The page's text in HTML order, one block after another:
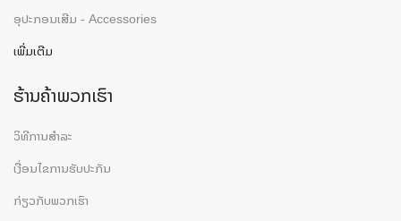
ອຸປະກອນເສີມ - Accessories
ເພີ່ມເຕີມ
ຮ້ານຄ້າພວກເຮົາ
ວິທີການສຳລະ
ເງື່ອນໄຂການຮັບປະກັນ
ກ່ຽວກັບພວກເຮົາ